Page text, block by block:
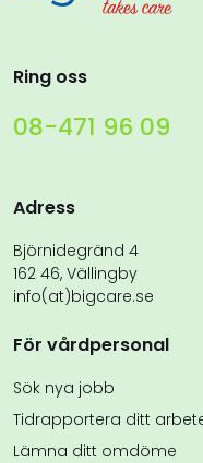
Ring oss
08-471 96 09
Adress
Björnidegränd 4
162 46, Vällingby
info(at)bigcare.se
För vårdpersonal
Sök nya jobb
Tidrapportera ditt
Lämna ditt omdöme